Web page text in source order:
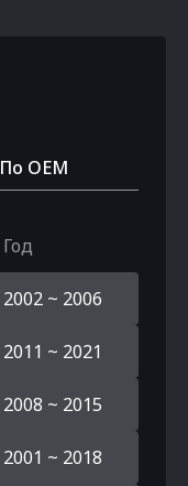
По OEM
Год
2002 ~ 2006
2011 ~ 2021
2008 ~ 2015
2001 ~ 2018